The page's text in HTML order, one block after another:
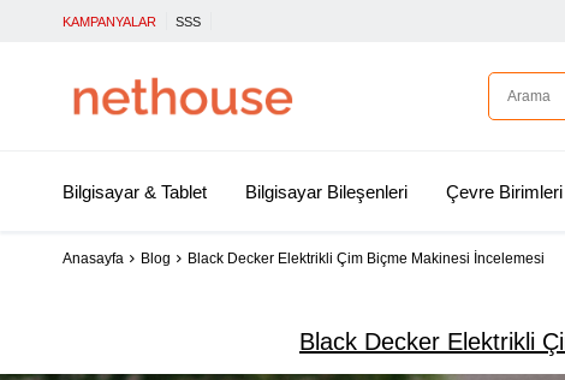
KAMPANYALAR SSS
Bilgisayar & Tablet Bilgisayar Bileşenleri Çevre Birimleri
Anasayfa Blog Black Decker Elektrikli Çim Biçme Makinesi İncelemesi
Black Decker Elektrikli